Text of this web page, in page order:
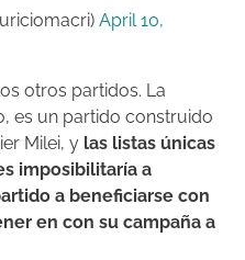
April 10,
otros partidos. La
es un partido construido
Milei, y las listas únicas
imposibilitaría a
a beneficiarse con
en con su campaña a